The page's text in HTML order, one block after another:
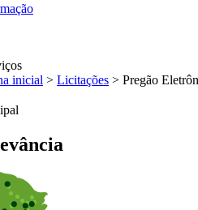
inicial > Licitações > Pregão